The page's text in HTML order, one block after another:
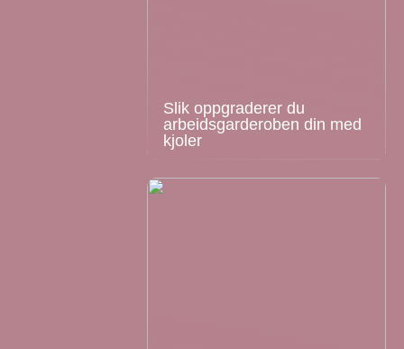
Slik oppgraderer du
arbeidsgarderoben din med
kjoler